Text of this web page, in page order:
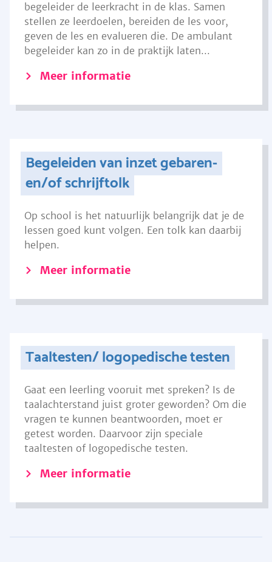
begeleider de leerkracht in de klas. Samen
stellen ze leerdoelen, bereiden de les voor,
geven de les en evalueren die. De ambulant
begeleider kan zo in de praktijk laten...
Meer informatie
Begeleiden van inzet gebaren-
en/of schrijftolk
Op school is het natuurlijk belangrijk dat je de
lessen goed kunt volgen. Een tolk kan daarbij
helpen.
Meer informatie
Taaltesten/ logopedische testen
Gaat een leerling vooruit met spreken? Is de
taalachterstand juist groter geworden? Om die
vragen te kunnen beantwoorden, moet er
getest worden. Daarvoor zijn speciale
taaltesten of logopedische testen.
Meer informatie